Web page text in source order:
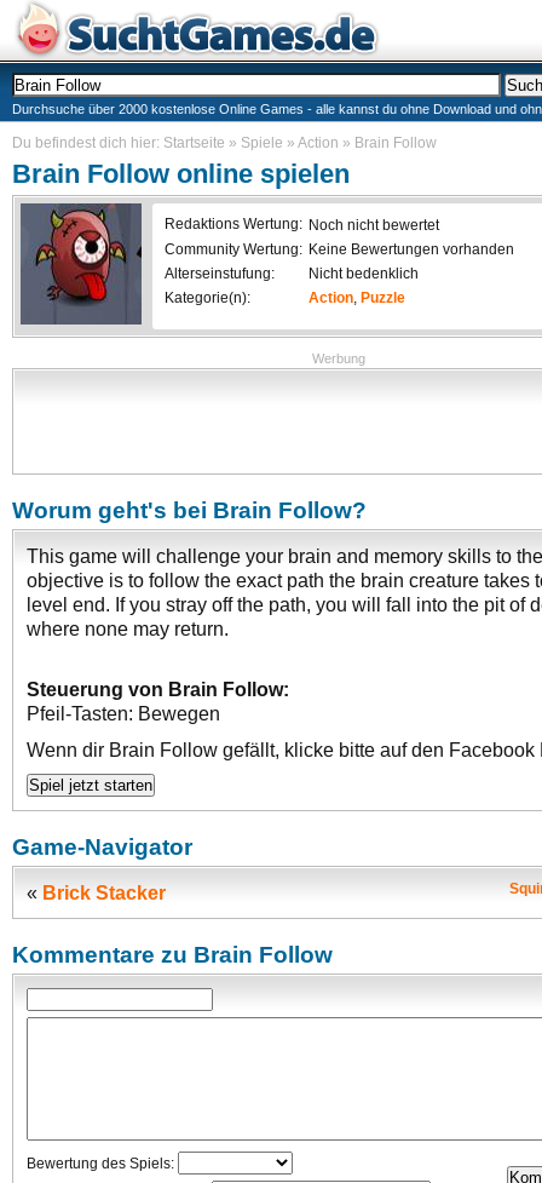
Durchsuche über 2000 kostenlose Online Games - alle kannst du ohne Download und
Du befindest dich hier: Startseite » Spiele » Action » Brain Follow
Brain Follow online spielen
Redaktions Wertung: Noch nicht bewertet
Community Wertung: Keine Bewertungen vorhanden
Alterseinstufung:
Nicht bedenklich
Kategorie(n):
Action, Puzzle
Werbung
Worum geht's bei Brain Follow?
This game will challenge your brain and memory skills to
objective is to follow the exact path the brain creature takes
level end. If you stray off the path, you will fall into the pit of
where none may return.
Steuerung von Brain Follow:
Pfeil-Tasten: Bewegen
Wenn dir Brain Follow gefällt, klicke bitte auf den Facebook
Game-Navigator
« Brick Stacker
Kommentare zu Brain Follow
Bewertung des Spiels: